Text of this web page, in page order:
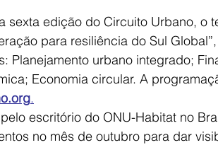
sexta edição do Circuito Urbano, o
para resiliência do Sul
Planejamento urbano integrado;
Economia circular. A
.
escritório do ONU-Habitat no
no mês de outubro para dar